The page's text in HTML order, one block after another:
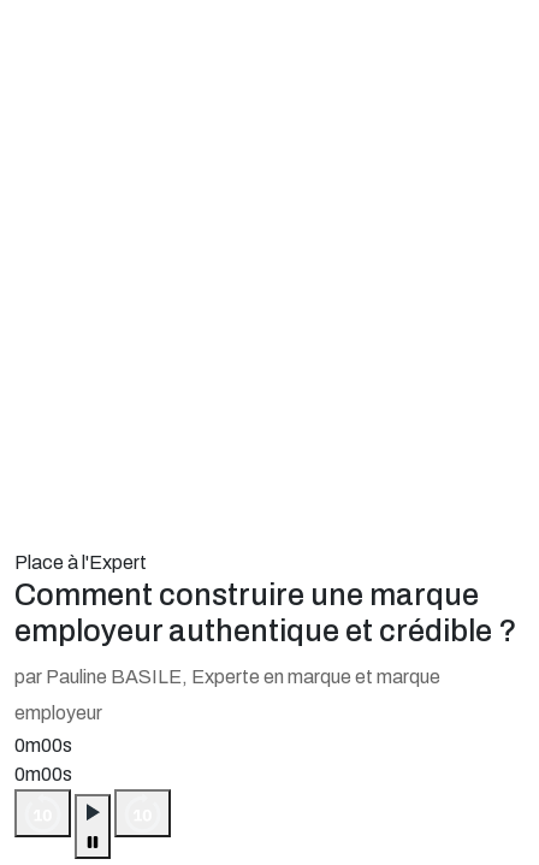
Place à l'Expert
Comment construire une marque
employeur authentique et crédible ?
par Pauline BASILE, Experte en marque et marque
employeur
0m00s
0m00s